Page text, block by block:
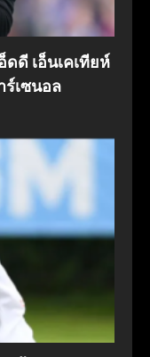
ดดี เอ็นเคเทียห์
ร์เซนอล